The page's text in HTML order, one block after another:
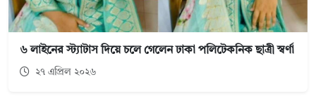
৬ লাইনের স্ট্যাটাস দিয়ে চলে গেলেন ঢাকা পলিটেকনিক ছাত্রী স্বর্ণা
২৭ এপ্রিল ২০২৬